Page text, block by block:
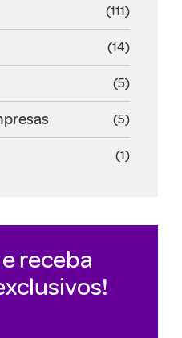
(111)
(14)
(5)
(5)
(1)
receba